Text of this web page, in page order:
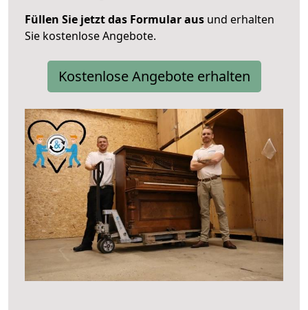
Füllen Sie jetzt das Formular aus und erhalten
Sie kostenlose Angebote.
Kostenlose Angebote erhalten